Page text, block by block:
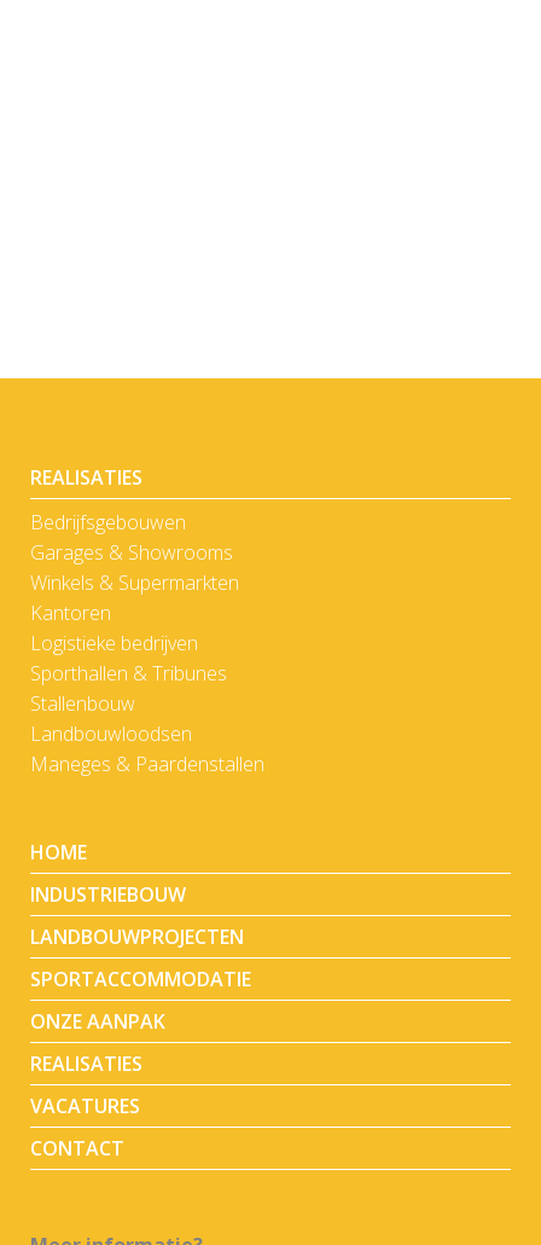
REALISATIES
Bedrijfsgebouwen
Garages & Showrooms
Winkels & Supermarkten
Kantoren
Logistieke bedrijven
Sporthallen & Tribunes
Stallenbouw
Landbouwloodsen
Maneges & Paardenstallen
HOME
INDUSTRIEBOUW
LANDBOUWPROJECTEN
SPORTACCOMMODATIE
ONZE AANPAK
REALISATIES
VACATURES
CONTACT